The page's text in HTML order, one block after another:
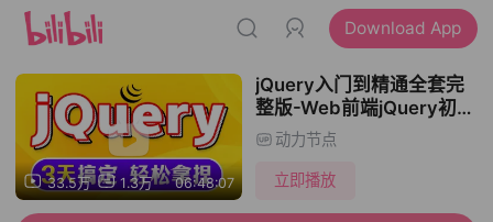
Download App
33.5万 1.3万 06:48:07
jQuery入门到精通全套完
整版-Web前端jQuery初学
者零基础学习实战
动力节点
立即播放